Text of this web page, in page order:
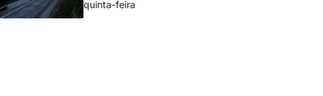
quinta-feira